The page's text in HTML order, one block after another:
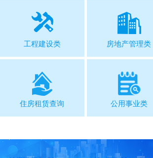
工程建设类 房地产管理类
住房租赁查询 公用事业类